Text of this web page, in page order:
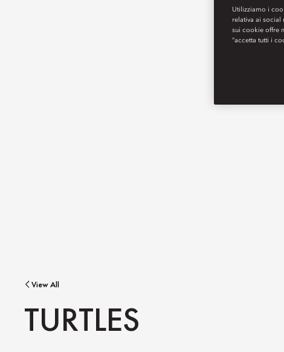
View All
TURTLES
Utilizziamo i
relativa ai social
sui cookie offre
“accetta tutti i